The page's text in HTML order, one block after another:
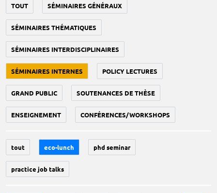
TOUT SÉMINAIRES GÉNÉRAUX
SÉMINAIRES THÉMATIQUES
SÉMINAIRES INTERDISCIPLINAIRES
SÉMINAIRES INTERNES POLICY LECTURES
GRAND PUBLIC SOUTENANCES DE THÈSE
ENSEIGNEMENT CONFÉRENCES/WORKSHOPS
tout eco-lunch phd seminar
practice job talks